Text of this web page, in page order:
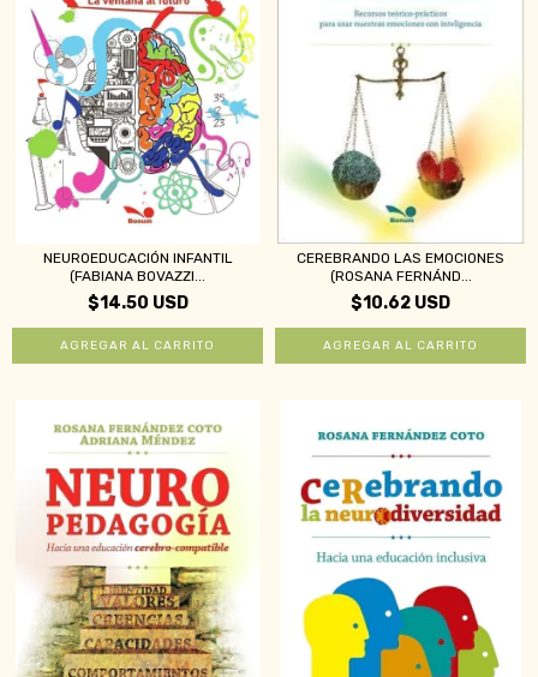
NEUROEDUCACIÓN INFANTIL
(FABIANA BOVAZZI...
$14.50 USD
CEREBRANDO LAS EMOCIONES
(ROSANA FERNÁND...
$10.62 USD